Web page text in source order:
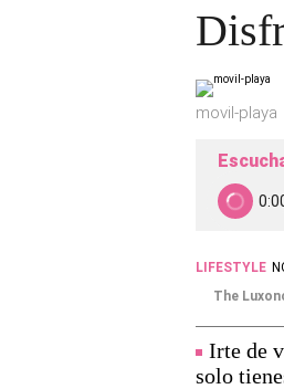
movil-playa
LIFESTYLE
The
Irte de
solo